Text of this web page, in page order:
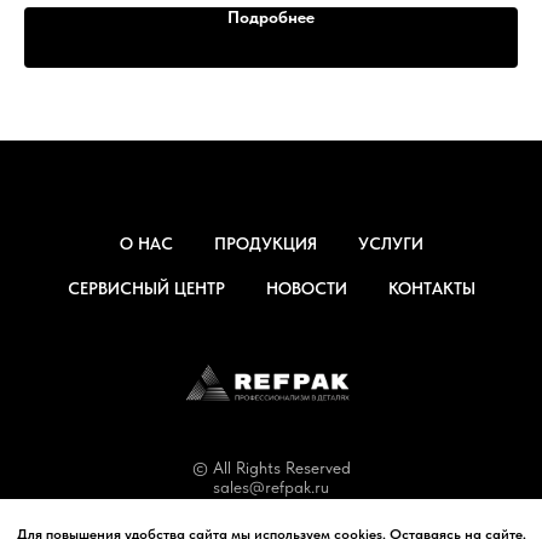
Подробнее
О НАС ПРОДУКЦИЯ УСЛУГИ
СЕРВИСНЫЙ ЦЕНТР НОВОСТИ КОНТАКТЫ
© All Rights Reserved
sales@refpak.ru
Для повышения удобства сайта мы используем cookies. Оставаясь на сайте,